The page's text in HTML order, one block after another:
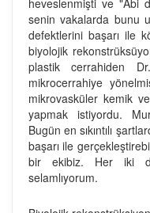
heveslenmişti ve "Abi
senin vakalarda bunu
defektlerini başarı ile
biyolojik
plastik cerrahiden
mikrocerrahiye
mikrovasküler kemik
yapmak istiyordu.
Bugün en sıkıntılı
başarı ile
bir ekibiz. Her iki
selamlıyorum.